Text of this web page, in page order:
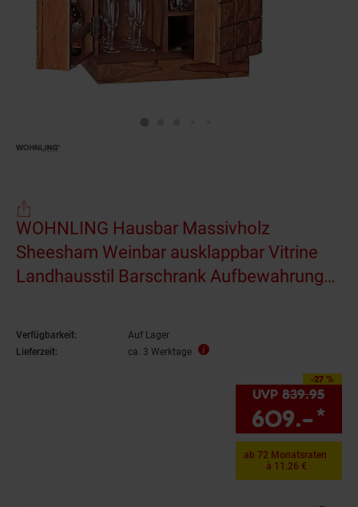
WOHNLING Hausbar Massivholz
Sheesham Weinbar ausklappbar Vitrine
Landhausstil Barschrank Aufbewahrung
Verfügbarkeit:
Auf Lager
Lieferzeit:
ca. 3 Werktage
-27 %
Sie Sparen 27 Prozent,
UVP839.95UVP
609.–*
ab 72 Monatsraten
à 11.26 €